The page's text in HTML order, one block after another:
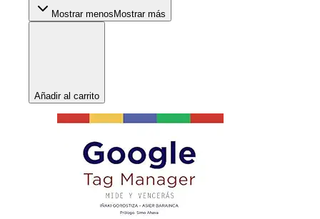
Mostrar menos Mostrar más
Añadir al carrito